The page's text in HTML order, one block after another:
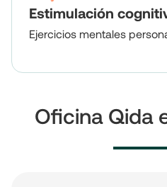
Estimulación
Ejercicios mentales
Oficina Qida